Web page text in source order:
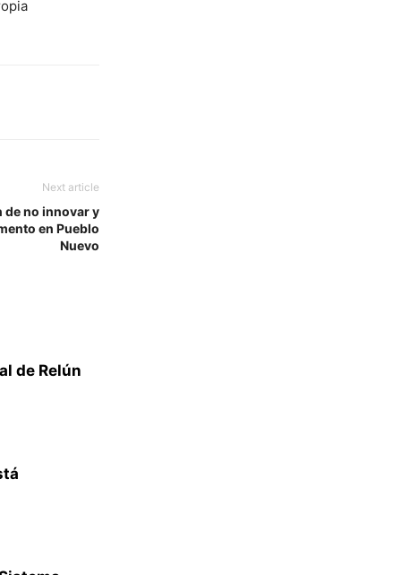
Next article
de no innovar y
en Pueblo
Nuevo
de Relún